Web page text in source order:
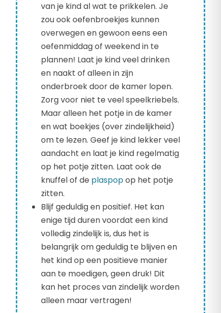
van je kind al wat te prikkelen. Je
zou ook oefenbroekjes kunnen
overwegen en gewoon eens een
oefenmiddag of weekend in te
plannen! Laat je kind veel drinken
en naakt of alleen in zijn
onderbroek door de kamer lopen.
Zorg voor niet te veel speelkriebels.
Maar alleen het potje in de kamer
en wat boekjes (over zindelijkheid)
om te lezen. Geef je kind lekker veel
aandacht en laat je kind regelmatig
op het potje zitten. Laat ook de
knuffel of de plaspopop het potje
zitten.
Blijf geduldig en positief. Het kan
enige tijd duren voordat een kind
volledig zindelijk is, dus het is
belangrijk om geduldig te blijven en
het kind op een positieve manier
aan te moedigen, geen druk! Dit
kan het proces van zindelijk worden
alleen maar vertragen!